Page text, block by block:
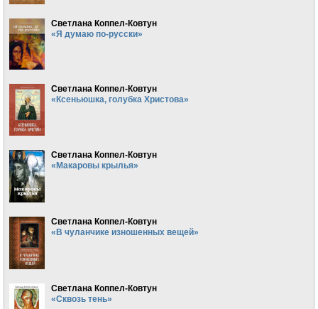
Светлана Коппел-Ковтун
«Я думаю по-русски»
Светлана Коппел-Ковтун
«Ксеньюшка, голубка Христова»
Светлана Коппел-Ковтун
«Макаровы крылья»
Светлана Коппел-Ковтун
«В чуланчике изношенных вещей»
Светлана Коппел-Ковтун
«Сквозь тень»